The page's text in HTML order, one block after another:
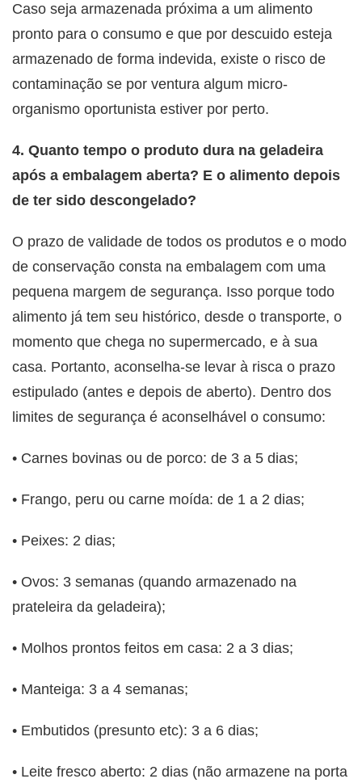
Caso seja armazenada próxima a um alimento
pronto para o consumo e que por descuido esteja
armazenado de forma indevida, existe o risco de
contaminação se por ventura algum micro-
organismo oportunista estiver por perto.
4. Quanto tempo o produto dura na geladeira
após a embalagem aberta? E o alimento depois
de ter sido descongelado?
O prazo de validade de todos os produtos e o modo
de conservação consta na embalagem com uma
pequena margem de segurança. Isso porque todo
alimento já tem seu histórico, desde o transporte, o
momento que chega no supermercado, e à sua
casa. Portanto, aconselha-se levar à risca o prazo
estipulado (antes e depois de aberto). Dentro dos
limites de segurança é aconselhável o consumo:
• Carnes bovinas ou de porco: de 3 a 5 dias;
• Frango, peru ou carne moída: de 1 a 2 dias;
• Peixes: 2 dias;
• Ovos: 3 semanas (quando armazenado na
prateleira da geladeira);
• Molhos prontos feitos em casa: 2 a 3 dias;
• Manteiga: 3 a 4 semanas;
• Embutidos (presunto etc): 3 a 6 dias;
• Leite fresco aberto: 2 dias (não armazene na porta